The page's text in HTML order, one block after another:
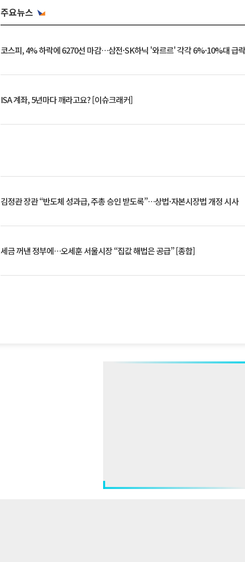
주요뉴스
코스피, 4% 하락에 6270선 마감…삼전·SK하닉 '와르르' 각각 6%·10%대 급락
ISA 계좌, 5년마다 깨라고요? [이슈크래커]
김정관 장관 “반도체 성과급, 주총 승인 받도록”…상법·자본시장법 개정 시사
세금 꺼낸 정부에…오세훈 서울시장 “집값 해법은 공급” [종합]